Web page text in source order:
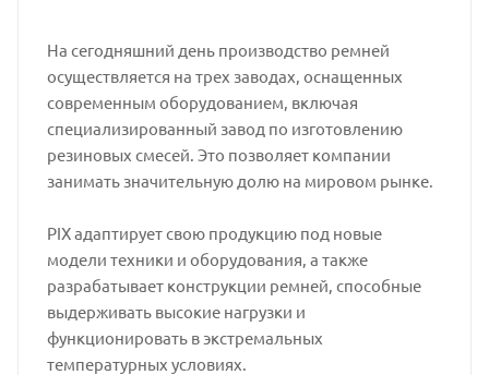
На сегодняшний день производство ремней
осуществляется на трех заводах, оснащенных
современным оборудованием, включая
специализированный завод по изготовлению
резиновых смесей. Это позволяет компании
занимать значительную долю на мировом рынке.
PIX адаптирует свою продукцию под новые
модели техники и оборудования, а также
разрабатывает конструкции ремней, способные
выдерживать высокие нагрузки и
функционировать в экстремальных
температурных условиях.